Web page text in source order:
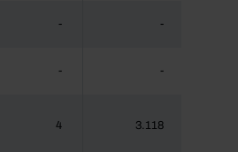
- -
- -
4 3.118